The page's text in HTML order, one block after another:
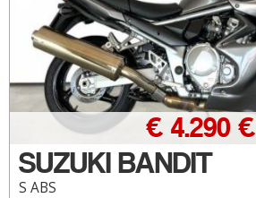
SUZUKI BANDIT
S ABS
€ 4.290 €